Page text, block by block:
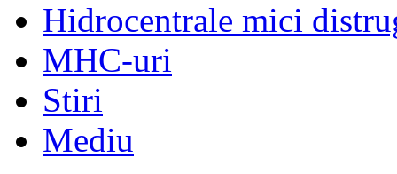
Hidrocentrale mici
MHC-uri
Stiri
Mediu